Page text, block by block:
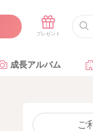
成長アルバム
ご